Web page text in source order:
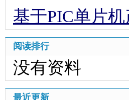
基于PIC单片
阅读排行
没有资料
最近更新